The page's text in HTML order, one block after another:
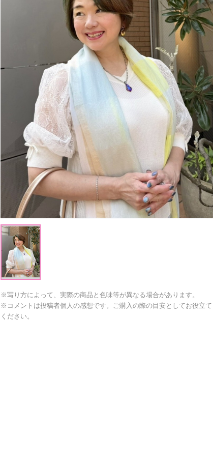
※写り方によって、実際の商品と色味等が異なる場合があります。
※コメントは投稿者個人の感想です。ご購入の際の目安としてお役立て
ください。